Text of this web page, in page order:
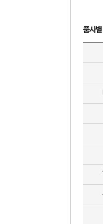
품사